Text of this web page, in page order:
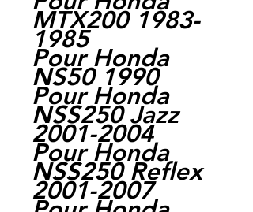
MTX200 1983-
1985
Pour Honda
NS50 1990
Pour Honda
NSS250 Jazz
2001-2004
Pour Honda
NSS250 Reflex
2001-2007